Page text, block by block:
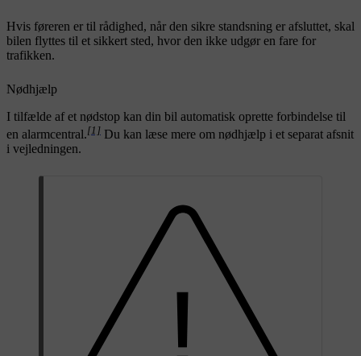
Hvis føreren er til rådighed, når den sikre standsning er afsluttet, skal
bilen flyttes til et sikkert sted, hvor den ikke udgør en fare for
trafikken.
Nødhjælp
I tilfælde af et nødstop kan din bil automatisk oprette forbindelse til
en alarmcentral.[1] Du kan læse mere om nødhjælp i et separat afsnit
i vejledningen.